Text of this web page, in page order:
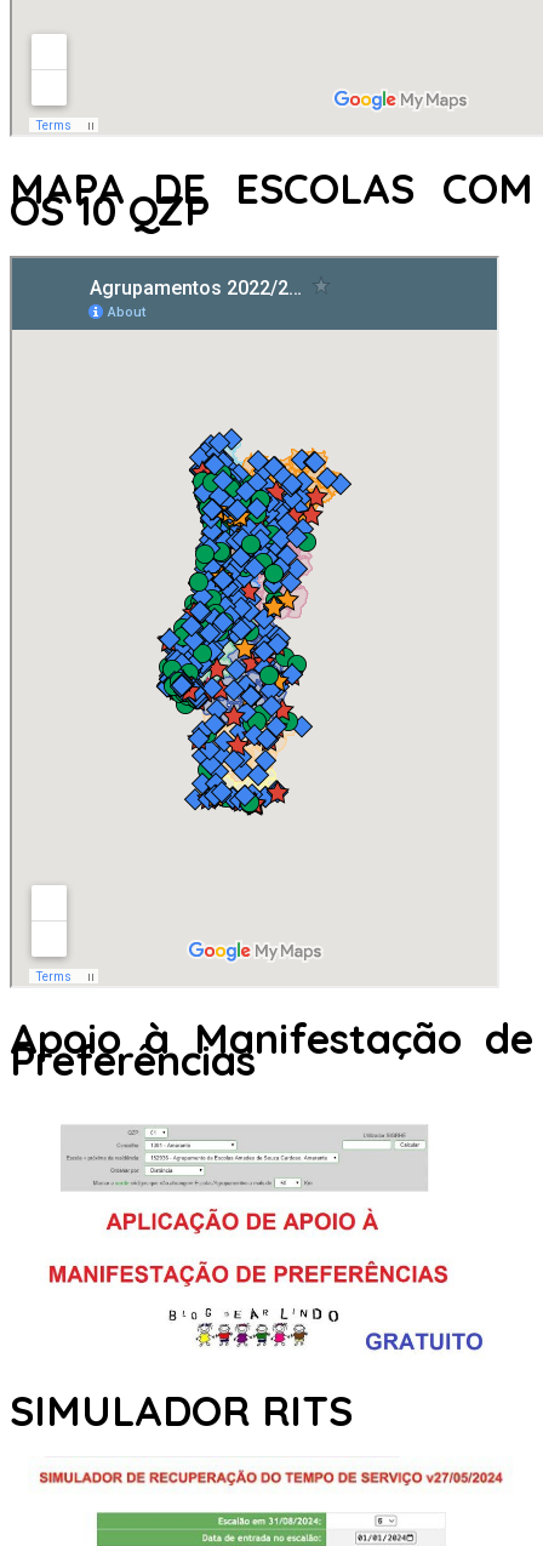
MAPA DE ESCOLAS COM
OS 10 QZP
Apoio à Manifestação de
Preferências
SIMULADOR RITS